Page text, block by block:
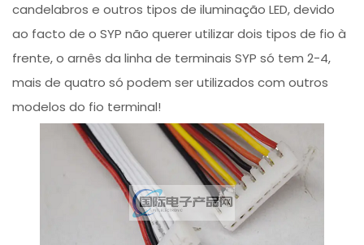
candelabros e outros tipos de iluminação LED, devido
ao facto de o SYP não querer utilizar dois tipos de fio à
frente, o arnês da linha de terminais SYP só tem 2-4,
mais de quatro só podem ser utilizados com outros
modelos do fio terminal!